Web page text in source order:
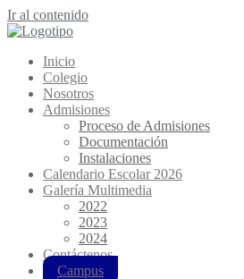
Ir al contenido
Inicio
Colegio
Nosotros
Admisiones
Proceso de Admisiones
Documentación
Instalaciones
Calendario Escolar 2026
Galería Multimedia
2022
2023
2024
Contáctenos
Campus